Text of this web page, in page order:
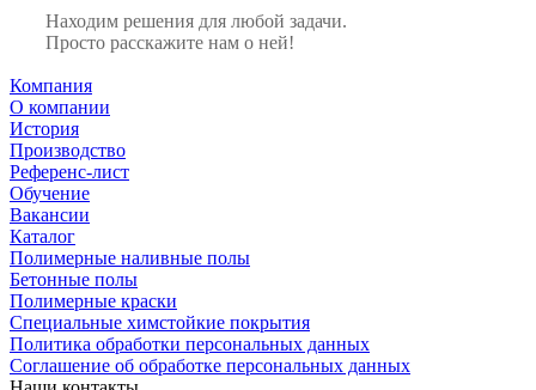
Находим решения для любой задачи.
Просто расскажите нам о ней!
Компания
О компании
История
Производство
Референс-лист
Обучение
Вакансии
Каталог
Полимерные наливные полы
Бетонные полы
Полимерные краски
Специальные химстойкие покрытия
Политика обработки персональных данных
Cоглашение об обработке персональных данных